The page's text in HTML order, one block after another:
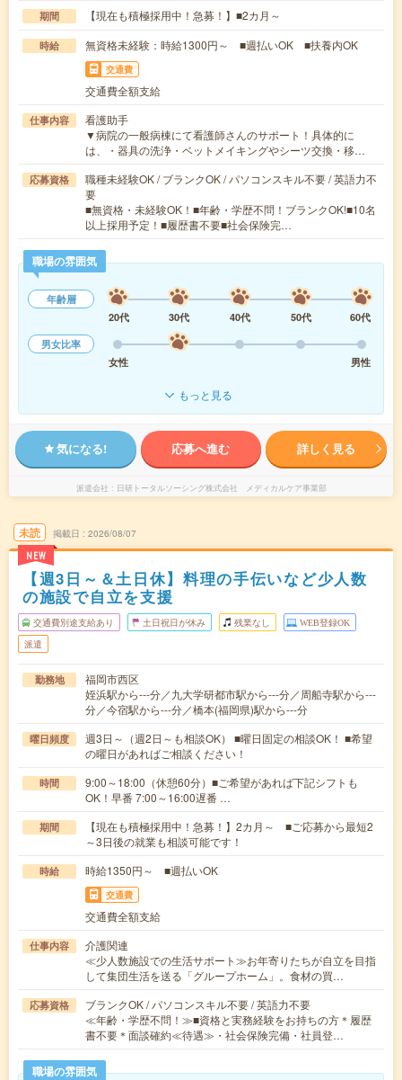
期間 【現在も積極採用中！急募！】■2カ月～
時給 無資格未経験：時給1300円～ ■週払いOK ■扶養内OK
交通費
交通費全額支給
仕事内容
看護助手
▼病院の一般病棟にて看護師さんのサポート！具体的に
は、・器具の洗浄・ベットメイキングやシーツ交換・移…
応募資格
職種未経験OK / ブランクOK / パソコンスキル不要 / 英語力不
要
■無資格・未経験OK！■年齢・学歴不問！ブランクOK!■10名
以上採用予定！■履歴書不要■社会保険完…
職場の雰囲気
年齢層
20代
30代 40代 50代
60代
男女比率
女性
男性
もっと見る
気になる! 応募へ進む 詳しく見る
派遣会社 日研トータルソーシング株式会社 メディカルケア事業部
未読
NEW
掲載日 2026/08/07
【週3日～＆土日休】料理の手伝いなど少人数
の施設で自立を支援
交通費別途支給あり 土日祝日が休み 残業なし WEB登録OK
派遣
勤務地
福岡市西区
姪浜駅から---分／九大学研都市駅から---分／周船寺駅から---
分／今宿駅から---分／橋本(福岡県)駅から---分
曜日頻度
週3日～（週2日～も相談OK） ■曜日固定の相談OK！ ■希望
の曜日があればご相談ください！
時間
9:00～18:00（休憩60分）■ご希望があれば下記シフトも
OK！早番 7:00～16:00遅番 …
期間
【現在も積極採用中！急募！】2カ月～ ■ご応募から最短2
～3日後の就業も相談可能です！
時給 時給1350円～ ■週払いOK
交通費
交通費全額支給
仕事内容
介護関連
≪少人数施設での生活サポート≫お年寄りたちが自立を目指
して集団生活を送る「グループホーム」。食材の買…
応募資格
ブランクOK / パソコンスキル不要 / 英語力不要
≪年齢・学歴不問！≫■資格と実務経験をお持ちの方＊履歴
書不要＊面談確約≪待遇≫・社会保険完備・社員登…
職場の雰囲気